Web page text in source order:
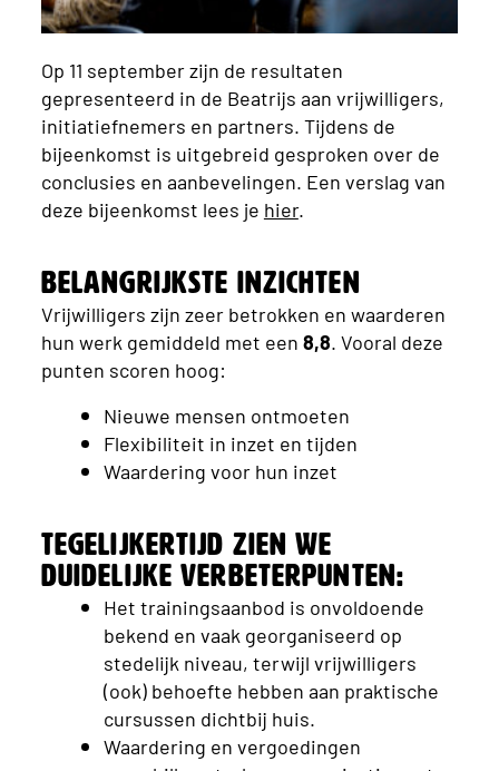
Op 11 september zijn de resultaten
gepresenteerd in de Beatrijs aan vrijwilligers,
initiatiefnemers en partners. Tijdens de
bijeenkomst is uitgebreid gesproken over de
conclusies en aanbevelingen. Een verslag van
deze bijeenkomst lees je hier.
Belangrijkste inzichten
Vrijwilligers zijn zeer betrokken en waarderen
hun werk gemiddeld met een 8,8 . Vooral deze
punten scoren hoog:
Nieuwe mensen ontmoeten
Flexibiliteit in inzet en tijden
Waardering voor hun inzet
Tegelijkertijd zien we
duidelijke verbeterpunten:
Het trainingsaanbod is onvoldoende
bekend en vaak georganiseerd op
stedelijk niveau, terwijl vrijwilligers
(ook) behoefte hebben aan praktische
cursussen dichtbij huis.
Waardering en vergoedingen